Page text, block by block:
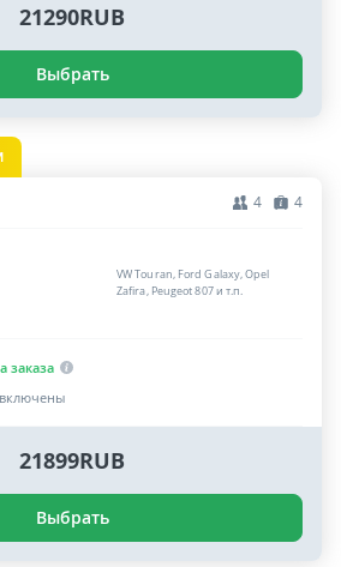
21290RUB
Выбрать
4 4
VW Touran, Ford Galaxy, Opel
Zafira, Peugeot 807 и т.п.
заказа
21899RUB
Выбрать